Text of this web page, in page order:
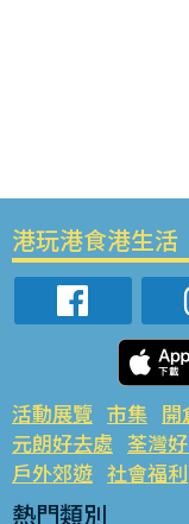
港玩港食港生活
活動展覽 市集 開
元朗好去處 荃灣
戶外郊遊 社會福利
熱門類別